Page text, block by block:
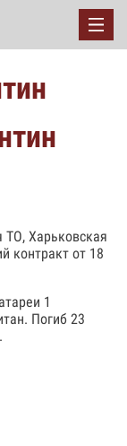
ТО, Харьковская
контракт от 18
1
Погиб 23